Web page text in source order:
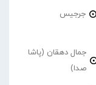
جرجیس
جمال دهقان (پاشا
صدا)